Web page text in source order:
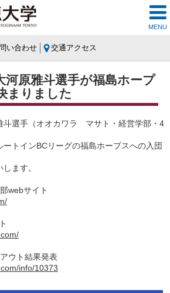
MENU
い合わせ 交通アクセス
河原雅斗選手が福島ホープ
まりました
選手（オオカワラ マサト・ 経営学部・4
トインBCリーグの福島ホープスへの入団
ます。
webサイト
ト
ウト結果発表
info/10373